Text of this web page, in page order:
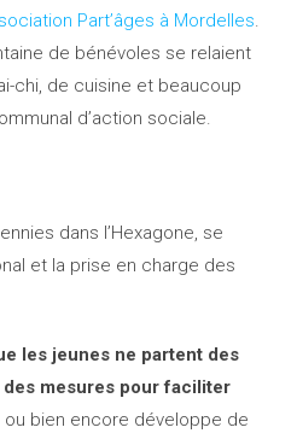
Part’âges à Mordelles.
de bénévoles se relaient
chi, de cuisine et beaucoup
d’action sociale.
dans l’Hexagone, se
et la prise en charge des
les jeunes ne partent des
mesures pour faciliter
ou bien encore développe de